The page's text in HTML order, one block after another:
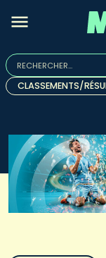
Rechercher :
Quand les
CLASSEMENTS/